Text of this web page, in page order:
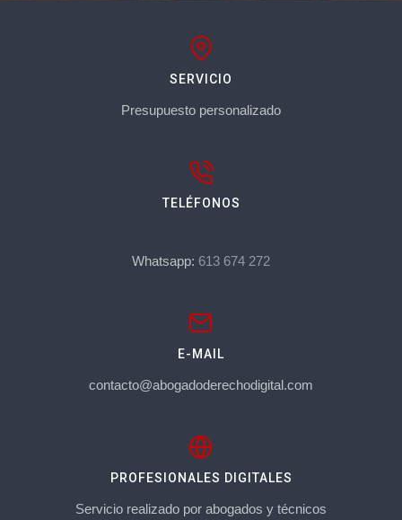
SERVICIO
Presupuesto personalizado
TELÉFONOS
Whatsapp: 613 674 272
E-MAIL
contacto@abogadoderechodigital.com
PROFESIONALES DIGITALES
Servicio realizado por abogados y técnicos